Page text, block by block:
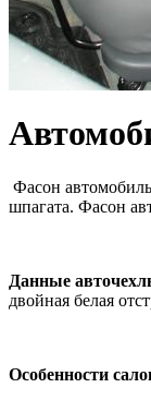
Фасон
шпагата. Фасон
Данные
двойная белая
Особенности